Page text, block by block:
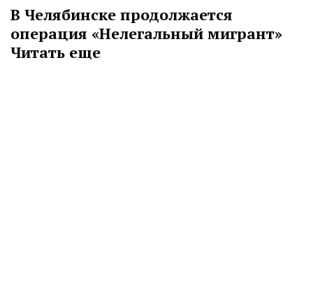
В Челябинске продолжается
операция «Нелегальный мигрант»
Читать еще